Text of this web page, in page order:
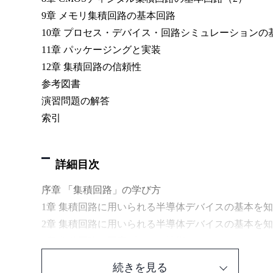
9章 メモリ集積回路の基本回路
10章 プロセス・デバイス・回路シミュレーションの
11章 パッケージングと実装
12章 集積回路の信頼性
参考図書
演習問題の解答
索引
詳細目次
序章 「集積回路」の学び方
1章 集積回路に用いられる半導体デバイスの基本を知
2章 集積回路に用いられる半導体デバイスの基本を知
続きを見る